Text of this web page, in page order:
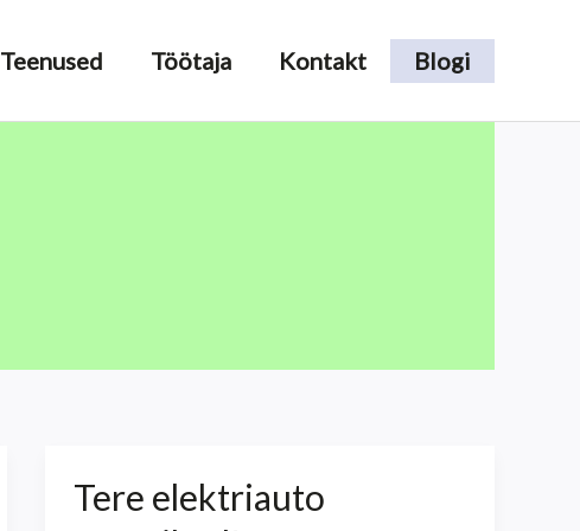
Teenused Töötaja Kontakt Blogi
Tere elektriauto
Tere